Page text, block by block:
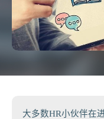
大多数HR小伙伴在